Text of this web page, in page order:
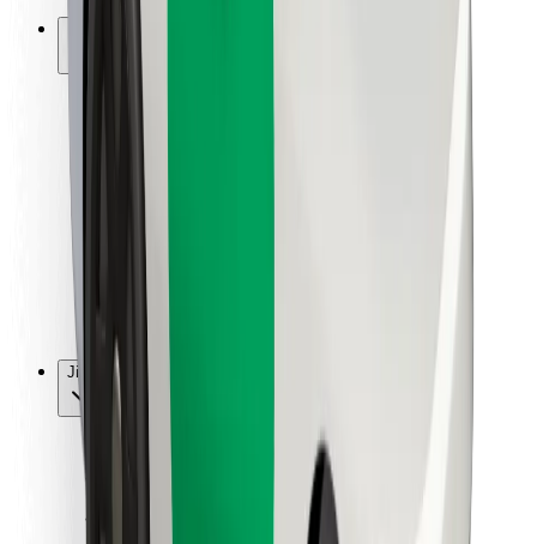
Pro řidiče
Pro kurýry
Pro flotilové partnery
Pro restaurace
Bolt for Business
Jiné
Obchodní podmínky